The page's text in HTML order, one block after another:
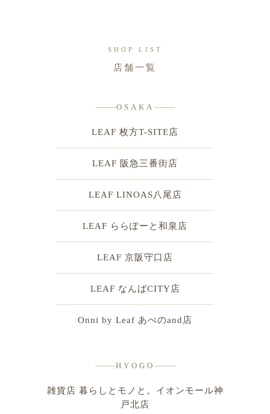
SHOP LIST
店舗一覧
OSAKA
LEAF 枚方T-SITE店
LEAF 阪急三番街店
LEAF LINOAS八尾店
LEAF ららぽーと和泉店
LEAF 京阪守口店
LEAF なんばCITY店
Onni by Leaf あべのand店
HYOGO
雑貨店 暮らしとモノと。イオンモール神
戸北店